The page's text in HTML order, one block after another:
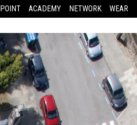
POINT ACADEMY NETWORK
WEAR